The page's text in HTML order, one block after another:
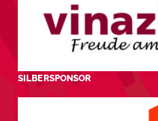
SILBERSPONSOR